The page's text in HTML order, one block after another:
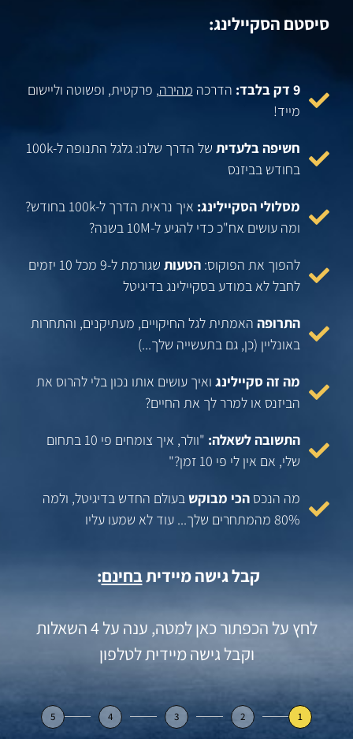
סיסטם הסקיילינג:
9 דק בלבד: הדרכה מהירה, פרקטית, ופשוטה וליישום
מייד!
חשיפה בלעדית
של הדרך שלנו: גלגל התנופה ל-100k
בחודש בביזנס
מסלולי הסקיילינג:
איך נראית הדרך ל-100k בחודש?
ומה עושים אח"כ כדי להגיע ל-10M בשנה?
להפוך את הפוקוס:הטעות
שגורמת ל-9 מכל 10 יזמים
לחבל לא במודע בסקיילינג בדיגיטל
התרופה האמתית לגל החיקויים, מעתיקנים, והתחרות
באונליין (כן, גם בתעשייה שלך...)
מה זה סקיילינג ואיך עושים אותו נכון בלי להרוס את
הביזנס או למרר לך את החיים?
התשובה לשאלה:
"וולר, איך צומחים פי 10 בתחום
שלי, אם אין לי פי 10 זמן?"
מה הנכסהכי מבוקשבעולם החדש בדיגיטל, ולמה
80% מהמתחרים שלך... עוד לא שמעו עליו
קבל גישה מיידיתבחינם:
לחץ על הכפתור כאן למטה, ענה על 4 השאלות
וקבל גישה מיידית לטלפון
1
2
3
4
5